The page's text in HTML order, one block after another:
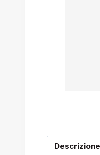
Descrizione